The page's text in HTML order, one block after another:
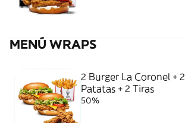
MENÚ WRAPS
2 Burger La Coronel + 2
Patatas + 2 Tiras
50%